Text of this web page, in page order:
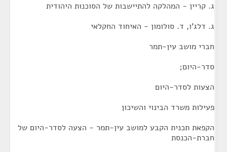
ג. קריין - המהלקה להתיישבות של הסוכנות היהודית
ג. דלג'ו, ד. סולומון - האיחוד החקלאי
חברי מושב עין-תמר
סדר-היום;
הצעות לסדר-היום
פעילות משרד הבינוי והשיכון
הקפאת תכנית הקבע למושב עין-תמר - הצעה לסדר-היום של
חברת-הכנסת